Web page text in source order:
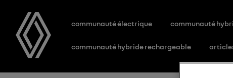
communauté électrique communauté
communauté hybride rechargeable